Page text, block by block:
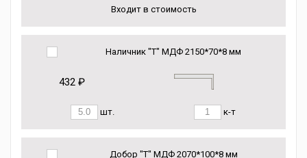
Входит в стоимость
Наличник "Т" МДФ 2150*70*8 мм
432 ₽
шт. к-т
Добор "Т" МДФ 2070*100*8 мм